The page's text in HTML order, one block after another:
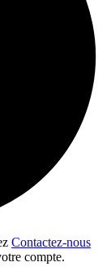
Contactez-nous
compte.